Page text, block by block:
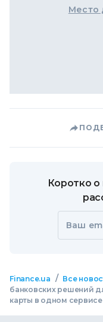
Место
Коротко о
Ваш
Finance.ua / Все
банковских решений
карты в одном сервисе